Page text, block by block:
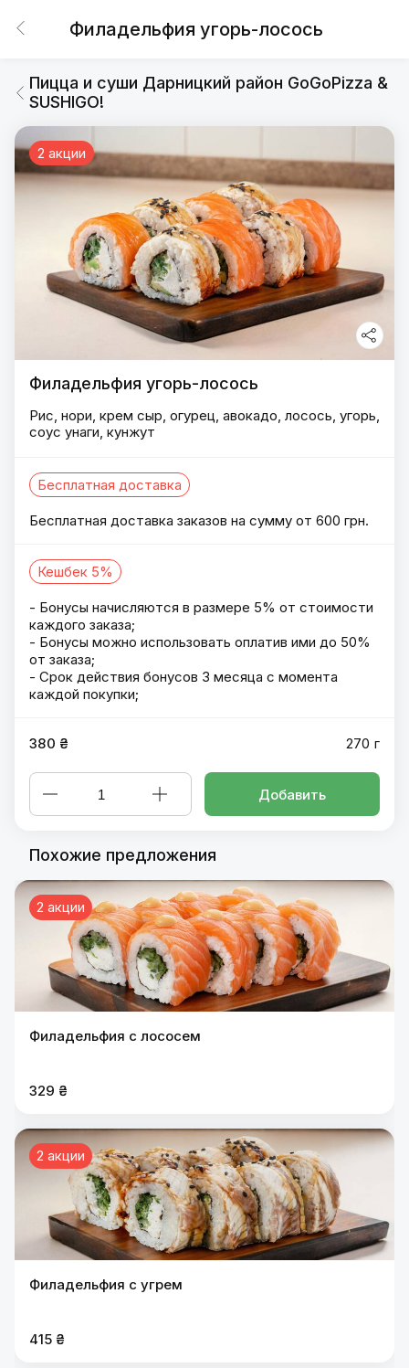
Филадельфия угорь-лосось
Пицца и суши Дарницкий район GoGoPizza &
SUSHIGO!
2 акции
Филадельфия угорь-лосось
Рис, нори, крем сыр, огурец, авокадо, лосось, угорь,
соус унаги, кунжут
Бесплатная доставка
Бесплатная доставка заказов на сумму от 600 грн.
Кешбек 5%
- Бонусы начисляются в размере 5% от стоимости
каждого заказа;
- Бонусы можно использовать оплатив ими до 50%
от заказа;
- Срок действия бонусов 3 месяца с момента
каждой покупки;
380 ₴ 270 г
Добавить
Похожие предложения
2 акции
Филадельфия с лососем
329 ₴
2 акции
Филадельфия с угрем
415 ₴